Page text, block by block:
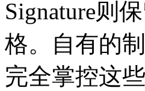
Signature则
格。自有的
完全掌控这